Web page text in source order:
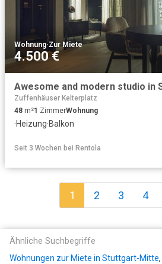
Wohnung·Zur Miete
4.500 €
Zuffenhäuser Kelterplatz
48 m²1 ZimmerWohnung
·Heizung·Balkon
Seit 3 Wochen bei Rentola
1 2 3 4
Ähnliche Suchbegriffe
Wohnungen zur Miete in Stuttgart-Mitte,